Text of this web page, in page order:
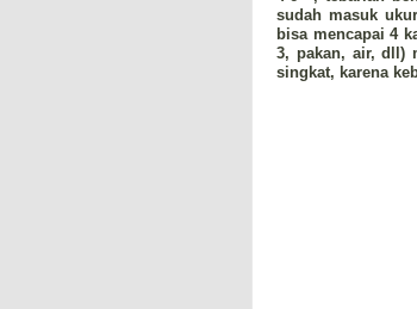
sudah masuk
bisa mencapai 4
3, pakan, air, dll)
singkat, karena